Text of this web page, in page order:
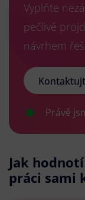
Vyplňte
pečlivě
návrhem
Právě
Jak
práci sami